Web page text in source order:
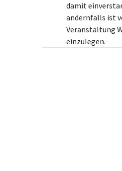
damit
andernfalls ist
Veranstaltung
einzulegen.